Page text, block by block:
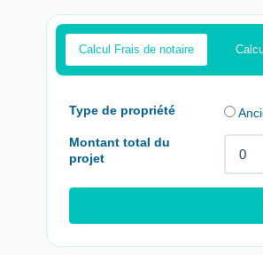
Calcul Frais de notaire